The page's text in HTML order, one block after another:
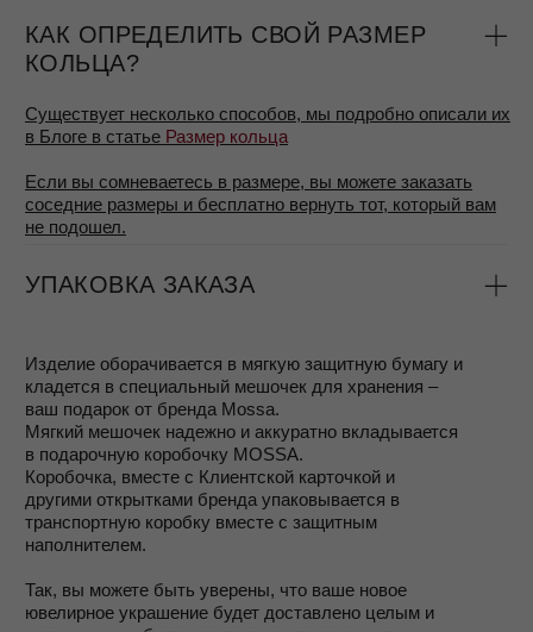
- Гарантия на изделия 1 год
При правильном уходе украшения MOSSA будут
радовать вас долгие годы. Чтобы сохранить их в
снимать украшения перед мытьём рук, уборкой,
спортом или походом в сауну
избегать контакта с косметикой, духами и
хранить каждое изделие в отдельном мягком
мешочке из велюра, отдельно от других
украшений
Обратите внимание: гарантия не покрывает естественные
следы носки или повреждения, возникшие по
восстановить красоту ваших украшений — отполировать,
отремонтировать или освежить их, чтобы они продолжали
приносить вам радость.
СЕРВИС
Чаще всего достаточно почистить украшения
самостоятельно (чтобы не расставаться с ними), об этом
можно больше узнать в нашем блоге в статьеУход за
серебром
Или вы можете воспользоваться сервисным
предоставляем услугу восстановления украшений:
Украшения можно сдать наполировку, чтобы
убрать мелкие царапины и вернуть блеск металлу.